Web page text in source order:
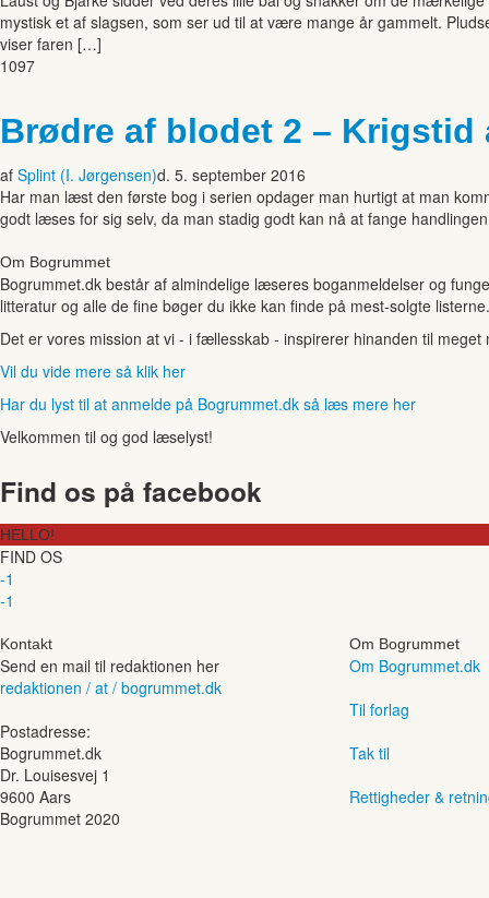
mystisk et af slagsen, som ser ud til at være mange år gammelt.
viser faren […]
1097
Brødre af blodet 2 – Krigstid
af Splint (I. Jørgensen)d. 5. september 2016
Har man læst den første bog i serien opdager man hurtigt at man
godt læses for sig selv, da man stadig godt kan nå at fange
Om Bogrummet
Bogrummet.dk består af almindelige læseres boganmeldelser og
litteratur og alle de fine bøger du ikke kan finde på mest-solgte listerne.
Det er vores mission at vi - i fællesskab - inspirerer hinanden til
Vil du vide mere så klik her
Har du lyst til at anmelde på Bogrummet.dk så læs mere her
Velkommen til og god læselyst!
Find os på facebook
HELLO!
FIND OS
-1
-1
Kontakt
Send en mail til redaktionen her
redaktionen / at / bogrummet.dk
Postadresse:
Bogrummet.dk
Dr. Louisesvej 1
9600 Aars
Om Bogrummet
Om Bogrummet.dk
Til forlag
Tak til
Rettigheder &
Bogrummet 2020